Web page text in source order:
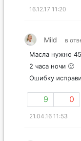
16.12.17 11:20
Mild в
Масла нужно
2 часа ночи 🙁
Ошибку
9 0
21.04.16 11:53